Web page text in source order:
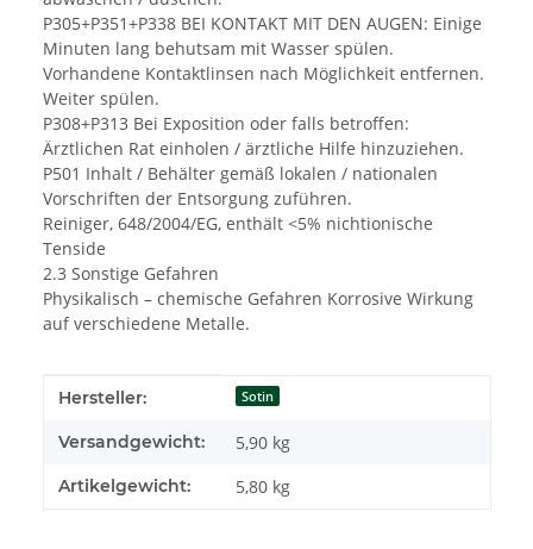
P305+P351+P338 BEI KONTAKT MIT DEN AUGEN: Einige
Minuten lang behutsam mit Wasser spülen.
Vorhandene Kontaktlinsen nach Möglichkeit entfernen.
Weiter spülen.
P308+P313 Bei Exposition oder falls betroffen:
Ärztlichen Rat einholen / ärztliche Hilfe hinzuziehen.
P501 Inhalt / Behälter gemäß lokalen / nationalen
Vorschriften der Entsorgung zuführen.
Reiniger, 648/2004/EG, enthält <5% nichtionische
Tenside
2.3 Sonstige Gefahren
Physikalisch – chemische Gefahren Korrosive Wirkung
auf verschiedene Metalle.
Produkteigenschaft
Wert
Hersteller: Sotin
Versandgewicht: 5,90 kg
Artikelgewicht: 5,80 kg